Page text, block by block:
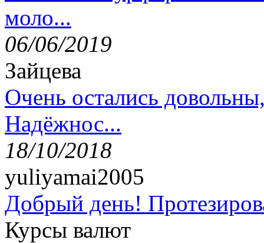
моло...
06/06/2019
Зайцева
Очень остались
Надёжнос...
18/10/2018
yuliyamai2005
Добрый день!
Курсы валют